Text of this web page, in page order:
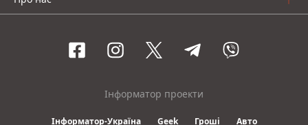
Інформатор проекти
Інформатор-Україна Geek Гроші Авто